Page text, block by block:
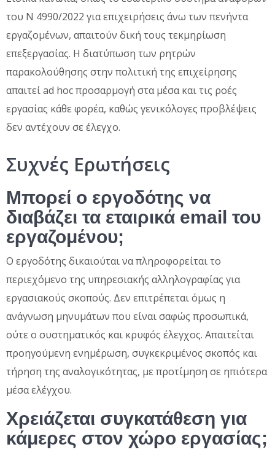
του Ν 4990/2022 για επιχειρήσεις άνω των πενήντα
εργαζομένων, απαιτούν δική τους τεκμηρίωση
επεξεργασίας. Η διατύπωση των ρητρών
παρακολούθησης στην πολιτική της επιχείρησης
απαιτεί ad hoc προσαρμογή στα μέσα και τις ροές
εργασίας κάθε φορέα, καθώς γενικόλογες προβλέψεις
δεν αντέχουν σε έλεγχο.
Συχνές Ερωτήσεις
Μπορεί ο εργοδότης να
διαβάζει τα εταιρικά email του
εργαζομένου;
Ο εργοδότης δικαιούται να πληροφορείται το
περιεχόμενο της υπηρεσιακής αλληλογραφίας για
εργασιακούς σκοπούς. Δεν επιτρέπεται όμως η
ανάγνωση μηνυμάτων που είναι σαφώς προσωπικά,
ούτε ο συστηματικός και κρυφός έλεγχος. Απαιτείται
προηγούμενη ενημέρωση, συγκεκριμένος σκοπός και
τήρηση της αναλογικότητας, με προτίμηση σε ηπιότερα
μέσα ελέγχου.
Χρειάζεται συγκατάθεση για
κάμερες στον χώρο εργασίας;